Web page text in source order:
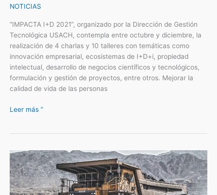
NOTICIAS
“IMPACTA I+D 2021”, organizado por la Dirección de Gestión
Tecnológica USACH, contempla entre octubre y diciembre, la
realización de 4 charlas y 10 talleres con temáticas como
innovación empresarial, ecosistemas de I+D+i, propiedad
intelectual, desarrollo de negocios científicos y tecnológicos,
formulación y gestión de proyectos, entre otros. Mejorar la
calidad de vida de las personas
Usach
Leer más ”
XXII
SIMPOSIUM
DE
INGENIERÍA